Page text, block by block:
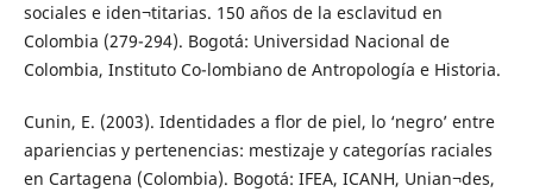
sociales e iden¬titarias. 150 años de la esclavitud en
Colombia (279-294). Bogotá: Universidad Nacional de
Colombia, Instituto Co-lombiano de Antropología e Historia.
Cunin, E. (2003). Identidades a flor de piel, lo ‘negro’ entre
apariencias y pertenencias: mestizaje y categorías raciales
en Cartagena (Colombia). Bogotá: IFEA, ICANH, Unian¬des,